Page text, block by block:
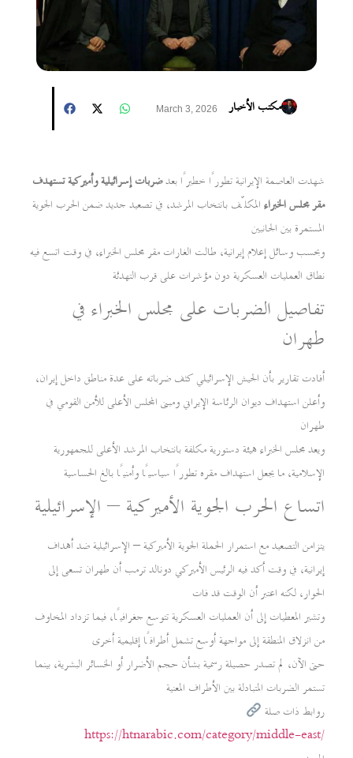
مكتب الأخبار March 3, 2026
شهدت العاصمة الإيرانية تطورًا خطيرًا بعدضربات إسرائيلية وأميركية تستهدف
مقر مجلس الخبراءالمكلّف بانتخاب المرشد، في تصعيد جديد ضمن الحرب الجوية
المستمرة بين الجانبين
وبحسب وسائل إعلام إيرانية، طالت الغارات مقر مجلس الخبراء، في وقت اتسع فيه
نطاق العمليات العسكرية دون مؤشرات على قرب التهدئة
تفاصيل الضربات على مجلس الخبراء في
طهران
أفادت تقارير بأن الجيش الإسرائيلي كثف ضرباته على عدة مناطق داخل إيران،
وأعلن استهداف ديوان الرئاسة الإيراني ومبنى المجلس الأعلى للأمن القومي في
طهران
ويعد مجلس الخبراء هيئة دستورية مكلفة بانتخاب المرشد الأعلى للجمهورية
الإسلامية، ما يجعل استهداف مقره تطورًا سياسيًا وأمنيًا بالغ الحساسية
اتساع الحرب الجوية الأميركية – الإسرائيلية
يتزامن التصعيد مع استمرار الحملة الجوية الأميركية – الإسرائيلية ضد أهداف
إيرانية، في وقت أكد فيه الرئيس الأميركي دونالد ترمب أن طهران تسعى إلى
الحوار، لكنه اعتبر أن الوقت قد فات
وتشير المعطيات إلى أن العمليات العسكرية تتوسع جغرافيًا، فيما تزداد المخاوف
من انزلاق المنطقة إلى مواجهة أوسع تشمل أطرافًا إقليمية أخرى
حتى الآن، لم تصدر حصيلة رسمية بشأن حجم الأضرار أو الخسائر البشرية، بينما
تستمر الضربات المتبادلة بين الأطراف المعنية
روابط ذات صلة
https://htnarabic.com/category/middle-east/